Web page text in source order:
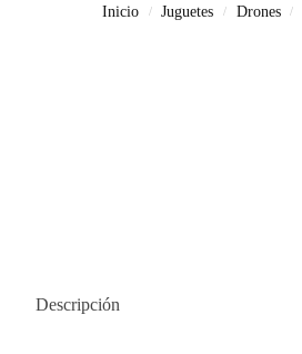
Inicio / Juguetes / Drones /
Descripción